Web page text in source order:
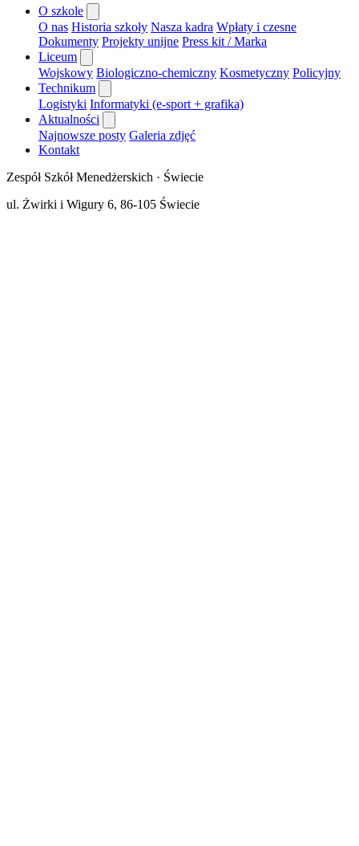
O szkole
O nas Historia szkoły Nasza kadra Wpłaty i czesne
Dokumenty Projekty unijne Press kit / Marka
Liceum
Wojskowy Biologiczno-chemiczny Kosmetyczny Policyjny
Technikum
Logistyki Informatyki (e-sport + grafika)
Aktualności
Najnowsze posty Galeria zdjęć
Kontakt
Zespół Szkół Menedżerskich · Świecie
ul. Żwirki i Wigury 6, 86-105 Świecie